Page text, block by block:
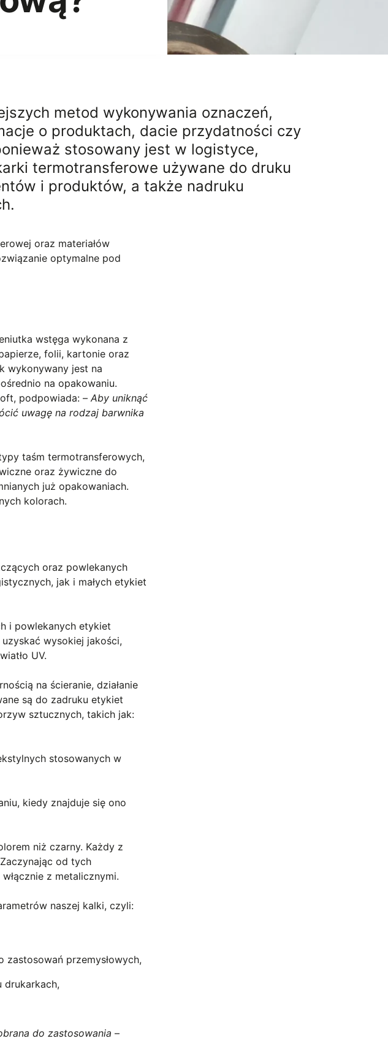
metod wykonywania oznaczeń,
o produktach, dacie przydatności czy
stosowany jest w logistyce,
termotransferowe używane do druku
i produktów, a także nadruku
oraz materiałów
optymalne pod
wstęga wykonana z
folii, kartonie oraz
wykonywany jest na
na opakowaniu.
podpowiada: –Aby uniknąć
uwagę na rodzaj barwnika
taśm termotransferowych,
oraz żywiczne do
już opakowaniach.
kolorach.
oraz powlekanych
jak i małych etykiet
i powlekanych etykiet
wysokiej jakości,
UV.
na ścieranie, działanie
są do zadruku etykiet
sztucznych, takich jak:
stosowanych w
kiedy znajduje się ono
niż czarny. Każdy z
od tych
z metalicznymi.
naszej kalki, czyli:
przemysłowych,
drukarkach,
do zastosowania–